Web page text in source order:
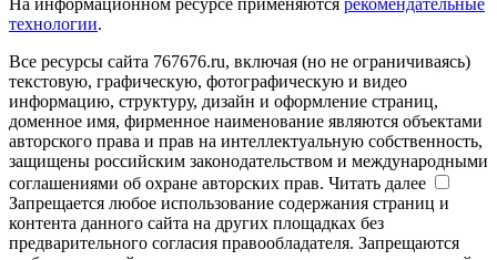
технологии.
Все ресурсы сайта 767676.ru, включая (но не ограничиваясь)
текстовую, графическую, фотографическую и видео
информацию, структуру, дизайн и оформление страниц,
доменное имя, фирменное наименование являются объектами
авторского права и прав на интеллектуальную собственность,
защищены российским законодательством и международными
соглашениями об охране авторских прав. Читать далее
Запрещается любое использование содержания страниц и
контента данного сайта на других площадках без
предварительного согласия правообладателя. Запрещаются